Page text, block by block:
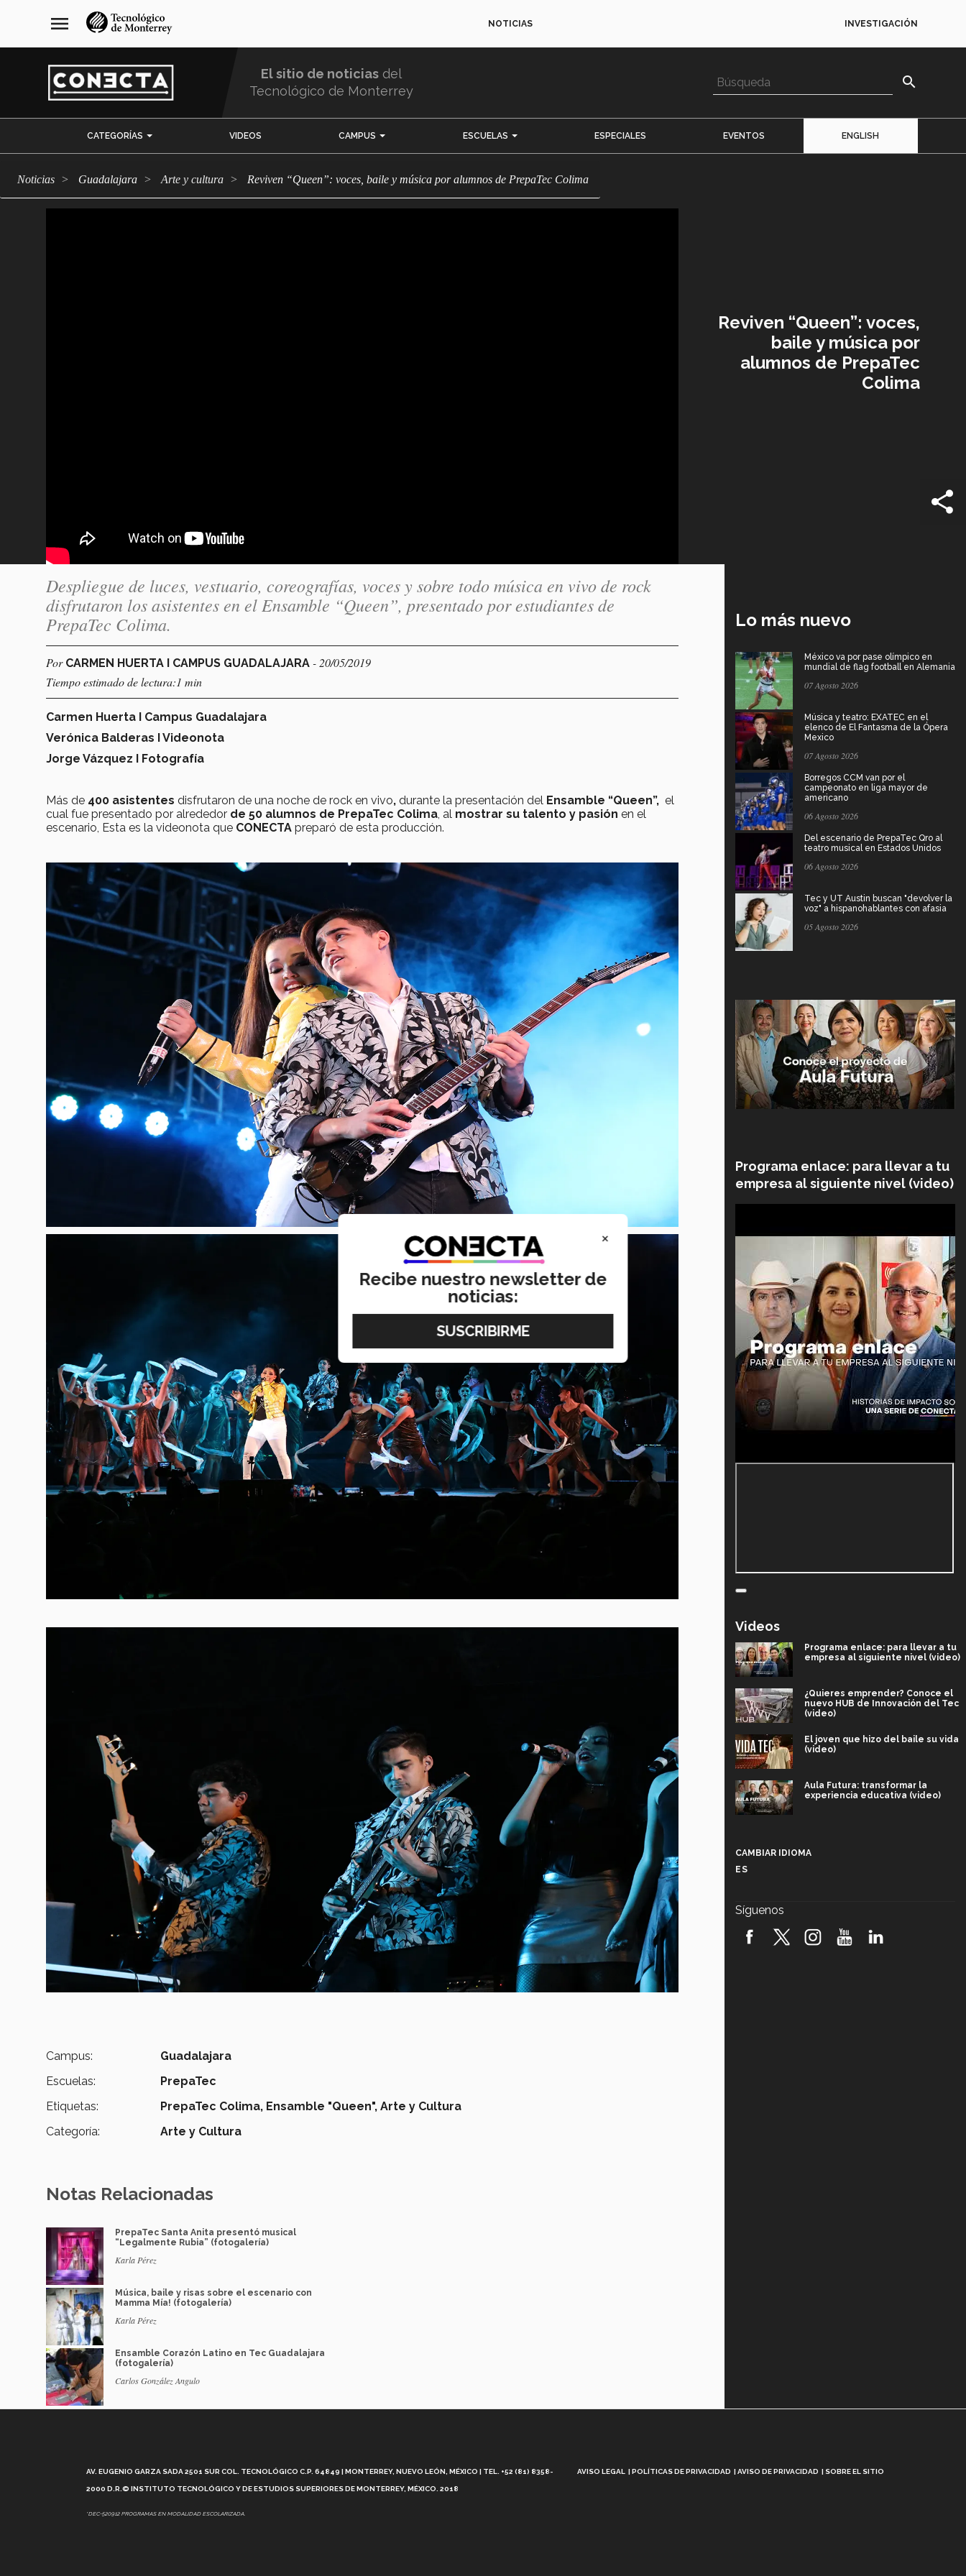
navegación
principal
menu NOTICIAS INVESTIGACIÓN
El sitio de noticias del
Tecnológico de Monterrey
search
CATEGORÍAS VIDEOS CAMPUS ESCUELAS ESPECIALES EVENTOS ENGLISH
Noticias Guadalajara arte y cultura Reviven “Queen”: voces, baile y música por alumnos de PrepaTec Colima
Reviven “Queen”: voces,
baile y música por
alumnos de PrepaTec
Colima
Despliegue de luces, vestuario, coreografías, voces y sobre todo música en vivo de rock
disfrutaron los asistentes en el Ensamble “Queen”, presentado por estudiantes de
PrepaTec Colima.
Por CARMEN HUERTA I CAMPUS GUADALAJARA - 20/05/2019
Tiempo estimado de lectura:1 min
Carmen Huerta I Campus Guadalajara
Verónica Balderas I Videonota
Jorge Vázquez I Fotografía
Más de 400 asistentes disfrutaron de una noche de rock en vivo, durante la presentación del Ensamble “Queen”, el
cual fue presentado por alrededor de 50 alumnos de PrepaTec Colima, al mostrar su talento y pasión en el
escenario, Esta es la videonota que CONECTA preparó de esta producción.
Campus:
Guadalajara
Escuelas:
PrepaTec
Etiquetas:
PrepaTec Colima, Ensamble "Queen", Arte y Cultura
Categoría:
Arte y Cultura
Notas Relacionadas
PrepaTec Santa Anita presentó musical
“Legalmente Rubia” (fotogalería)
Karla Pérez
Música, baile y risas sobre el escenario con
Mamma Mía! (fotogalería)
Karla Pérez
Ensamble Corazón Latino en Tec Guadalajara
(fotogalería)
Carlos González Angulo
Lo más nuevo
México va por pase olímpico en
mundial de flag football en Alemania
07 Agosto 2026
Música y teatro: EXATEC en el
elenco de El Fantasma de la Ópera
Mexico
07 Agosto 2026
Borregos CCM van por el
campeonato en liga mayor de
americano
06 Agosto 2026
Del escenario de PrepaTec Qro al
teatro musical en Estados Unidos
06 Agosto 2026
Tec y UT Austin buscan "devolver la
voz" a hispanohablantes con afasia
05 Agosto 2026
Programa enlace: para llevar a tu
empresa al siguiente nivel (video)
Videos
Programa enlace: para llevar a tu
empresa al siguiente nivel (video)
¿Quieres emprender? Conoce el
nuevo HUB de Innovación del Tec
(video)
El joven que hizo del baile su vida
(video)
Aula Futura: transformar la
experiencia educativa (video)
robótica FIRST 2026! (video)
CAMBIAR IDIOMA
ES
Síguenos
AV. EUGENIO GARZA SADA 2501 SUR COL. TECNOLÓGICO C.P. 64849 | MONTERREY, NUEVO LEÓN, MÉXICO | TEL. +52 (81) 8358-
2000 D.R.© INSTITUTO TECNOLÓGICO Y DE ESTUDIOS SUPERIORES DE MONTERREY, MÉXICO. 2018
*DEC-520912 PROGRAMAS EN MODALIDAD ESCOLARIZADA.
AVISO LEGAL POLÍTICAS DE PRIVACIDAD AVISO DE PRIVACIDAD SOBRE EL SITIO
×
Recibe nuestro newsletter de
noticias: